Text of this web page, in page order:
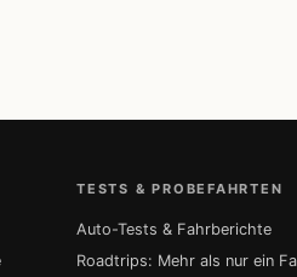
TESTS & PROBEFAHRTEN
Auto-Tests & Fahrberichte
Roadtrips: Mehr als nur ein